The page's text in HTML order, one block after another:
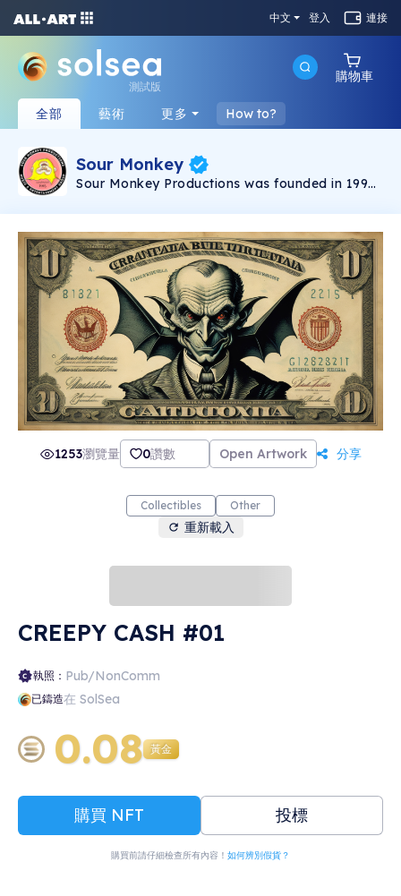
中文 登入 連接
測試版
購物車
全部 藝術 更多 How to?
Sour Monkey
Sour Monkey Productions was founded in 1993
1253瀏覽量 0讚數 Open Artwork 分享
Collectibles Other
重新載入
CREEPY CASH #01
執照： Pub/NonComm
已鑄造在 SolSea
0.08 黃金
購買 NFT 投標
購買前請仔細檢查所有內容！ 如何辨別假貨？